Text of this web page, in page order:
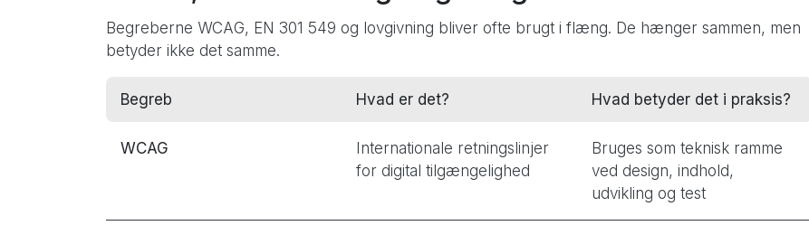
Begreberne WCAG, EN 301 549 og lovgivning bliver ofte brugt i flæng. De hænger sammen, men
betyder ikke det samme.
Begreb Hvad er det? Hvad betyder det i praksis?
WCAG
Internationale retningslinjer
for digital tilgængelighed
Bruges som teknisk ramme
ved design, indhold,
udvikling og test